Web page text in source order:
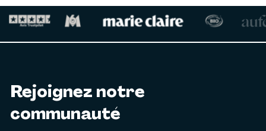
Rejoignez notre
communauté